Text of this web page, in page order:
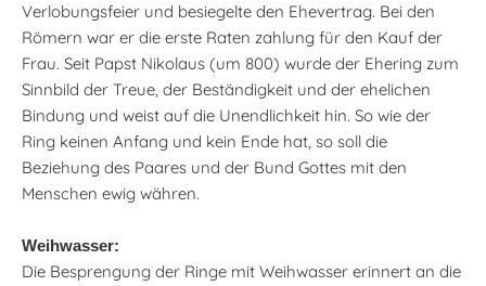
Verlobungsfeier und besiegelte den Ehevertrag. Bei den
Römern war er die erste Raten zahlung für den Kauf der
Frau. Seit Papst Nikolaus (um 800) wurde der Ehering zum
Sinnbild der Treue, der Beständigkeit und der ehelichen
Bindung und weist auf die Unendlichkeit hin. So wie der
Ring keinen Anfang und kein Ende hat, so soll die
Beziehung des Paares und der Bund Gottes mit den
Menschen ewig währen.
Weihwasser:
Die Besprengung der Ringe mit Weihwasser erinnert an die